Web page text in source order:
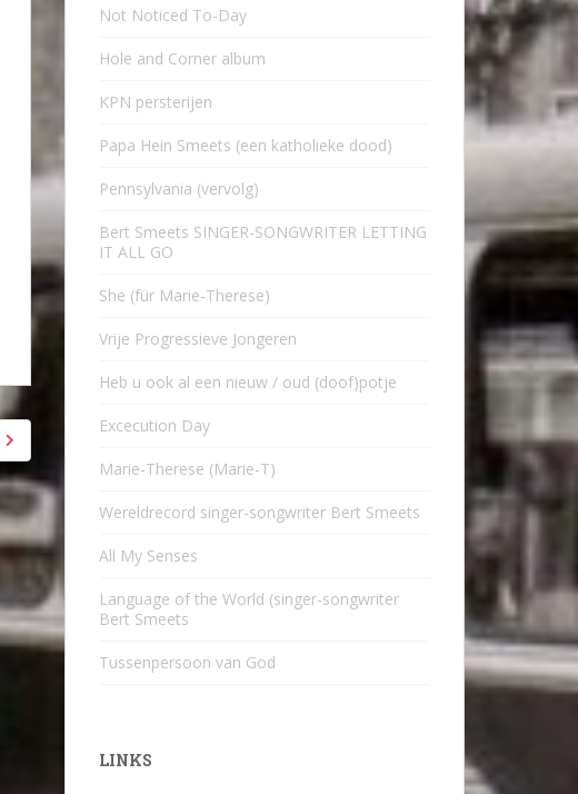
Not Noticed To-Day
Hole and Corner album
KPN persterijen
Papa Hein Smeets (een katholieke dood)
Pennsylvania (vervolg)
Bert Smeets SINGER-SONGWRITER LETTING
IT ALL GO
She (für Marie-Therese)
Vrije Progressieve Jongeren
Heb u ook al een nieuw / oud (doof)potje
Excecution Day
Marie-Therese (Marie-T)
Wereldrecord singer-songwriter Bert Smeets
All My Senses
Language of the World (singer-songwriter
Bert Smeets
Tussenpersoon van God
LINKS